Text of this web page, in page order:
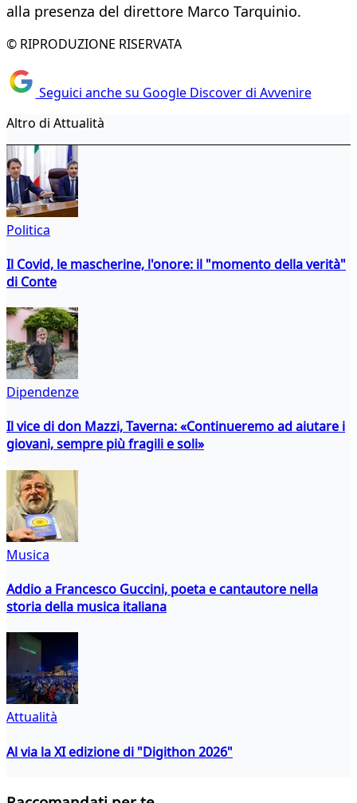
alla presenza del direttore Marco Tarquinio.
© RIPRODUZIONE RISERVATA
Seguici anche su Google Discover di Avvenire
Altro di Attualità
Politica
Il Covid, le mascherine, l'onore: il "momento della verità"
di Conte
Dipendenze
Il vice di don Mazzi, Taverna: «Continueremo ad aiutare i
giovani, sempre più fragili e soli»
Musica
Addio a Francesco Guccini, poeta e cantautore nella
storia della musica italiana
Attualità
Al via la XI edizione di "Digithon 2026"